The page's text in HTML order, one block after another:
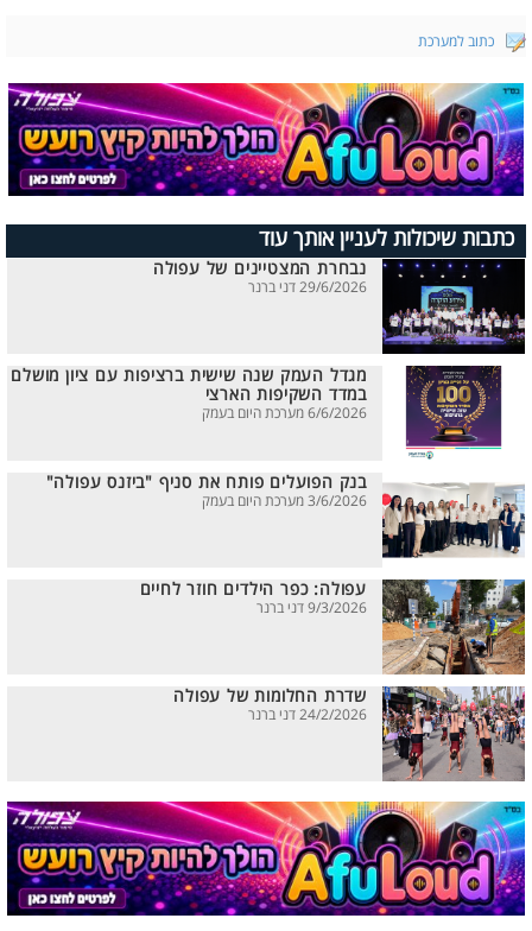
כתוב למערכת
כתבות שיכולות לעניין אותך עוד
נבחרת המצטיינים של עפולה
29/6/2026 דני ברנר
מגדל העמק שנה שישית ברציפות עם ציון מושלם
במדד השקיפות הארצי
6/6/2026 מערכת היום בעמק
בנק הפועלים פותח את סניף "ביזנס עפולה"
3/6/2026 מערכת היום בעמק
עפולה: כפר הילדים חוזר לחיים
9/3/2026 דני ברנר
שדרת החלומות של עפולה
24/2/2026 דני ברנר